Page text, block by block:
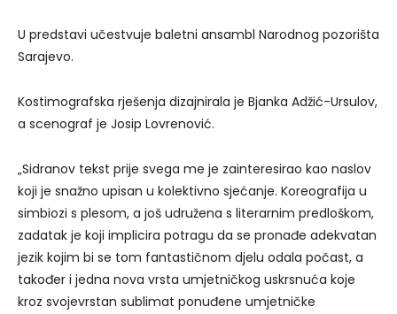
U predstavi učestvuje baletni ansambl Narodnog pozorišta
Sarajevo.
Kostimografska rješenja dizajnirala je Bjanka Adžić-Ursulov,
a scenograf je Josip Lovrenović.
„Sidranov tekst prije svega me je zainteresirao kao naslov
koji je snažno upisan u kolektivno sjećanje. Koreografija u
simbiozi s plesom, a još udružena s literarnim predloškom,
zadatak je koji implicira potragu da se pronađe adekvatan
jezik kojim bi se tom fantastičnom djelu odala počast, a
također i jedna nova vrsta umjetničkog uskrsnuća koje
kroz svojevrstan sublimat ponuđene umjetničke